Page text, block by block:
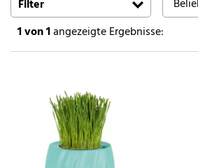
Filter
1von 1angezeigte Ergebnisse: